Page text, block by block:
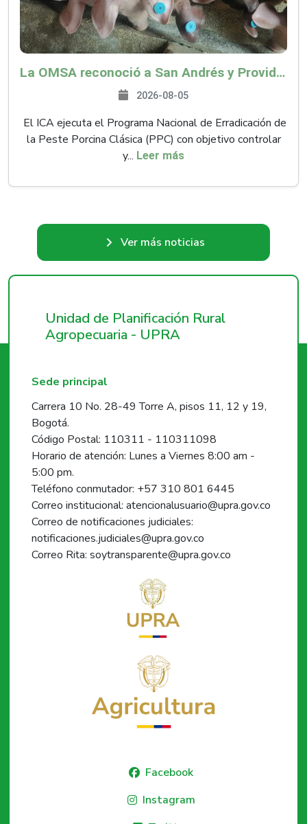
La OMSA reconoció a San Andrés y Providencia como zona libre de Peste Porcina Clásica (PPC)
2026-08-05
El ICA ejecuta el Programa Nacional de Erradicación de
la Peste Porcina Clásica (PPC) con objetivo controlar
y... Leer más
Ver más noticias
Unidad de Planificación Rural
Agropecuaria - UPRA
Sede principal
Carrera 10 No. 28-49 Torre A, pisos 11, 12 y 19,
Bogotá.
Código Postal: 110311 - 110311098
Horario de atención: Lunes a Viernes 8:00 am -
5:00 pm.
Teléfono conmutador: +57 310 801 6445
Correo institucional: atencionalusuario@upra.gov.co
Correo de notificaciones judiciales:
notificaciones.judiciales@upra.gov.co
Correo Rita: soytransparente@upra.gov.co
Facebook
Instagram